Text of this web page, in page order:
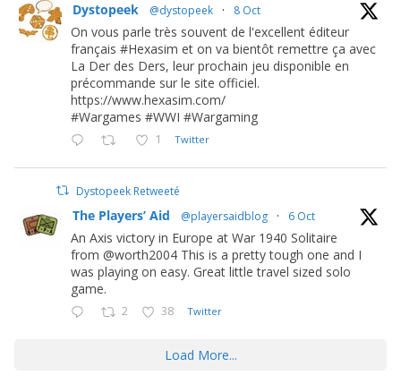
Dystopeek @dystopeek · 8 Oct
On vous parle très souvent de l'excellent éditeur
français #Hexasim et on va bientôt remettre ça avec
La Der des Ders, leur prochain jeu disponible en
précommande sur le site officiel.
https://www.hexasim.com/
#Wargames #WWI #Wargaming
1 Twitter
Dystopeek Retweeté
The Players’ Aid @playersaidblog · 6 Oct
An Axis victory in Europe at War 1940 Solitaire
from @worth2004 This is a pretty tough one and I
was playing on easy. Great little travel sized solo
game.
2 38 Twitter
Load More...